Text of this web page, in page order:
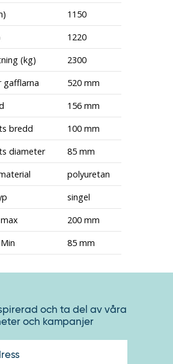
1150
1220
(kg)
2300
gafflarna
520 mm
156 mm
bredd
100 mm
diameter
85 mm
polyuretan
singel
200 mm
85 mm
och ta del av våra
och kampanjer